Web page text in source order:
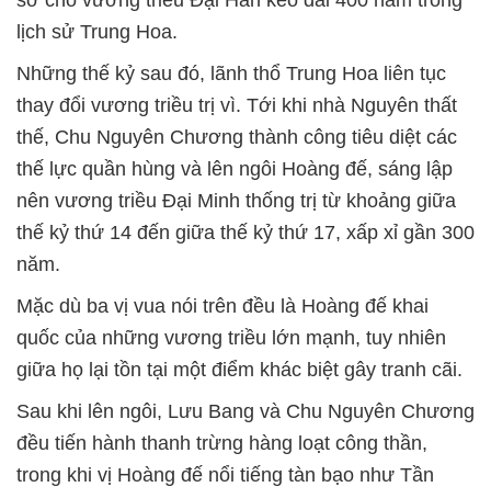
lịch sử Trung Hoa.
Những thế kỷ sau đó, lãnh thổ Trung Hoa liên tục
thay đổi vương triều trị vì. Tới khi nhà Nguyên thất
thế, Chu Nguyên Chương thành công tiêu diệt các
thế lực quần hùng và lên ngôi Hoàng đế, sáng lập
nên vương triều Đại Minh thống trị từ khoảng giữa
thế kỷ thứ 14 đến giữa thế kỷ thứ 17, xấp xỉ gần 300
năm.
Mặc dù ba vị vua nói trên đều là Hoàng đế khai
quốc của những vương triều lớn mạnh, tuy nhiên
giữa họ lại tồn tại một điểm khác biệt gây tranh cãi.
Sau khi lên ngôi, Lưu Bang và Chu Nguyên Chương
đều tiến hành thanh trừng hàng loạt công thần,
trong khi vị Hoàng đế nổi tiếng tàn bạo như Tần